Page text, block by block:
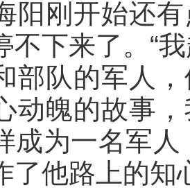
阳刚开始还
不下来了。“
部队的军人
动魄的故事
成为一名军
了他路上的知